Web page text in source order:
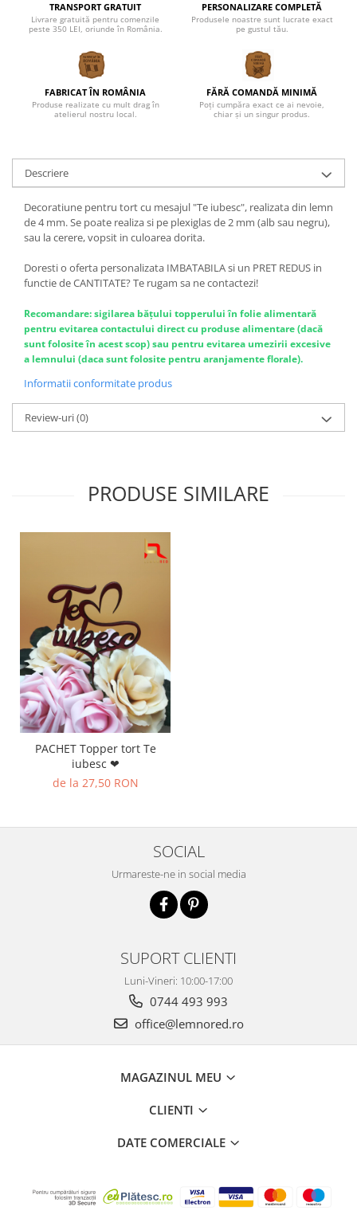
Decoratiuni Paste
Valentines Day
Cadouri indragostiti
1-8 Martie
Bucataria LemnoRed
Tocatoare si ustensile
Cutii pentru vin
Suporturi pahare
Diverse
Cutii aranjamente florale
Placute ABS (metalex)
PRODUSUL LUNII
% Promotii
TRANSPORT GRATUIT
Livrare gratuită pentru comenzile
peste 350 LEI, oriunde în România.
PERSONALIZARE COMPLETĂ
Produsele noastre sunt lucrate exact
pe gustul tău.
FABRICAT ÎN ROMÂNIA
Produse realizate cu mult drag în
atelierul nostru local.
FĂRĂ COMANDĂ MINIMĂ
Poți cumpăra exact ce ai nevoie,
chiar și un singur produs.
Descriere
Decoratiune pentru tort cu mesajul "Te iubesc", realizata din lemn
de 4 mm. Se poate realiza si pe plexiglas de 2 mm (alb sau negru),
sau la cerere, vopsit in culoarea dorita.
Doresti o oferta personalizata IMBATABILA si un PRET REDUS in
functie de CANTITATE? Te rugam sa ne contactezi!
Recomandare: sigilarea băţului topperului în folie alimentară
pentru evitarea contactului direct cu produse alimentare (dacă
sunt folosite în acest scop) sau pentru evitarea umezirii excesive
a lemnului (daca sunt folosite pentru aranjamente florale).
Informatii conformitate produs
Review-uri(0)
PRODUSE SIMILARE
PACHET Topper tort Te
iubesc ❤
de la 27,50 RON
SOCIAL
Urmareste-ne in social media
SUPORT CLIENTI
Luni-Vineri: 10:00-17:00
0744 493 993
office@lemnored.ro
MAGAZINUL MEU
CLIENTI
DATE COMERCIALE